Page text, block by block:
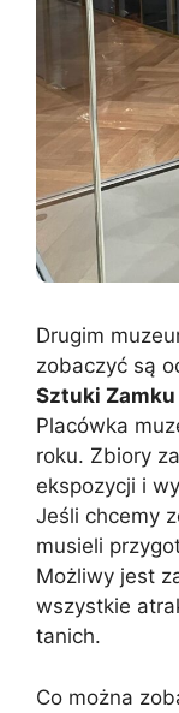
Drugim
zobaczyć są
Sztuki
Placówka
roku. Zbiory
ekspozycji i
Jeśli chcemy
musieli
Możliwy jest
wszystkie
tanich.
Co można